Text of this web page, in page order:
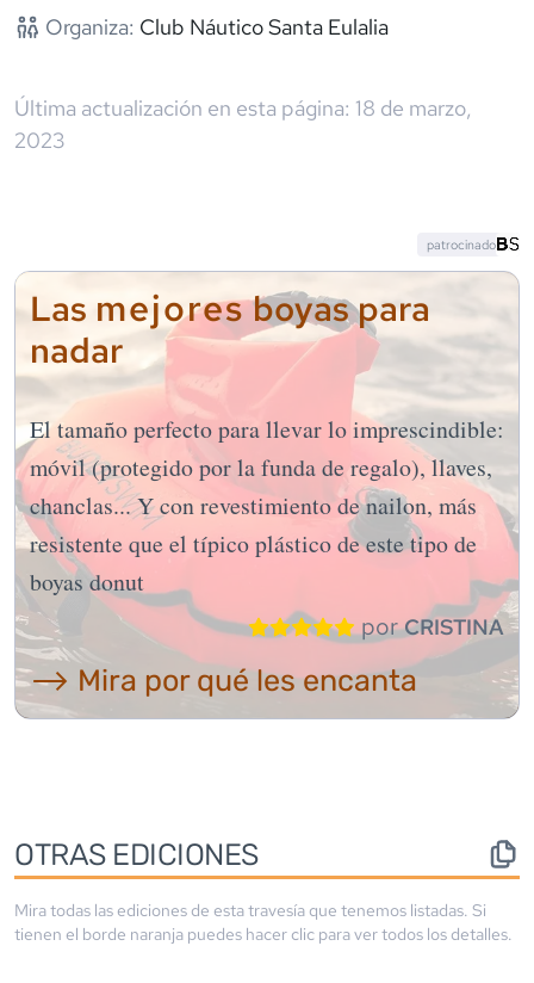
Organiza: Club Náutico Santa Eulalia
Última actualización en esta página: 18 de marzo,
2023
Las mejoresboyas para
nadar
El tamaño perfecto para llevar lo imprescindible:
móvil (protegido por la funda de regalo), llaves,
chanclas... Y con revestimiento de nailon, más
resistente que el típico plástico de este tipo de
boyas donut
porCRISTINA
⟶ Mira por qué les encanta
patrocinado
OTRAS EDICIONES
Mira todas las ediciones de esta travesía que tenemos listadas. Si
tienen el borde naranja puedes hacer clic para ver todos los detalles.